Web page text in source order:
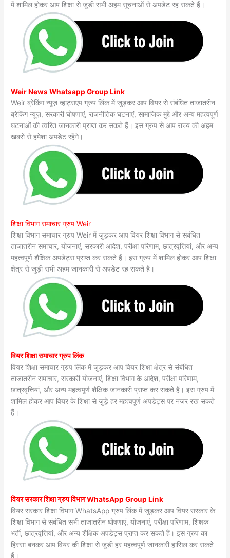
में शामिल होकर आप शिक्षा से जुड़ी सभी अहम सूचनाओं से अपडेट रह सकते हैं।
Weir News Whatsapp Group Link
Weir ब्रेकिंग न्यूज़ व्हाट्सएप ग्रुप लिंक में जुड़कर आप वियर से संबंधित ताजातरीन
ब्रेकिंग न्यूज़, सरकारी घोषणाएं, राजनीतिक घटनाएं, सामाजिक मुद्दे और अन्य महत्वपूर्ण
घटनाओं की त्वरित जानकारी प्राप्त कर सकते हैं। इस ग्रुप से आप राज्य की अहम
खबरों से हमेशा अपडेट रहेंगे।
शिक्षा विभाग समाचार ग्रुप Weir
शिक्षा विभाग समाचार ग्रुप Weir में जुड़कर आप वियर शिक्षा विभाग से संबंधित
ताजातरीन समाचार, योजनाएं, सरकारी आदेश, परीक्षा परिणाम, छात्रवृत्तियां, और अन्य
महत्वपूर्ण शैक्षिक अपडेट्स प्राप्त कर सकते हैं। इस ग्रुप में शामिल होकर आप शिक्षा
क्षेत्र से जुड़ी सभी अहम जानकारी से अपडेट रह सकते हैं।
वियर शिक्षा समाचार ग्रुप लिंक
वियर शिक्षा समाचार ग्रुप लिंक में जुड़कर आप वियर शिक्षा क्षेत्र से संबंधित
ताजातरीन समाचार, सरकारी योजनाएं, शिक्षा विभाग के आदेश, परीक्षा परिणाम,
छात्रवृत्तियां, और अन्य महत्वपूर्ण शैक्षिक जानकारी प्राप्त कर सकते हैं। इस ग्रुप में
शामिल होकर आप वियर के शिक्षा से जुड़े हर महत्वपूर्ण अपडेट्स पर नज़र रख सकते
हैं।
वियर सरकार शिक्षा ग्रुप विभाग WhatsApp Group Link
वियर सरकार शिक्षा विभाग WhatsApp ग्रुप लिंक में जुड़कर आप वियर सरकार के
शिक्षा विभाग से संबंधित सभी ताजातरीन घोषणाएं, योजनाएं, परीक्षा परिणाम, शिक्षक
भर्ती, छात्रवृत्तियां, और अन्य शैक्षिक अपडेट्स प्राप्त कर सकते हैं। इस ग्रुप का
हिस्सा बनकर आप वियर की शिक्षा से जुड़ी हर महत्वपूर्ण जानकारी हासिल कर सकते
हैं।